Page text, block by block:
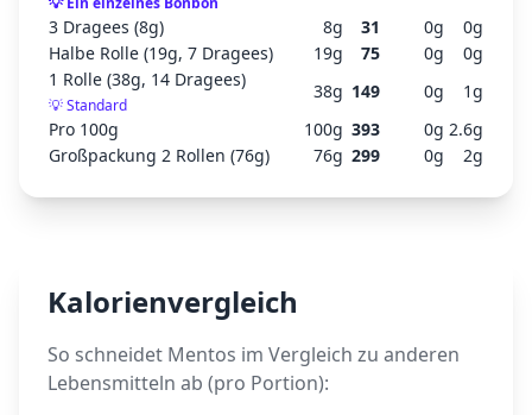
3 Dragees (8g) 8g 31 0g 0g
Halbe Rolle (19g, 7 Dragees)
19g 75 0g 0g
1 Rolle (38g, 14 Dragees)
💡Standard
38g 149 0g 1g
Pro 100g
100g 393 0g 2.6g
Großpackung 2 Rollen (76g)
76g 299 0g 2g
Kalorienvergleich
So schneidet Mentos im Vergleich zu anderen
Lebensmitteln ab (pro Portion):